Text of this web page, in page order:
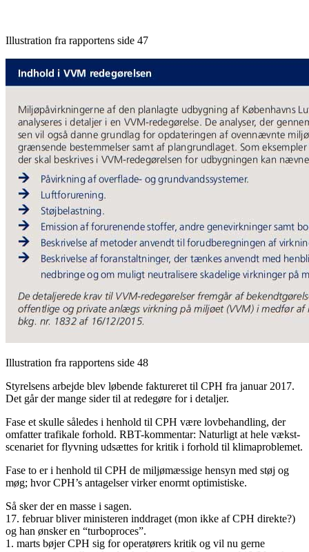
Illustration fra rapportens side 47
Illustration fra rapportens side 48
Styrelsens arbejde blev løbende faktureret til CPH fra januar 2017.
Det går der mange sider til at redegøre for i detaljer.
Fase et skulle således i henhold til CPH være lovbehandling, der
omfatter trafikale forhold. RBT-kommentar: Naturligt at hele vækst-
scenariet for flyvning udsættes for kritik i forhold til klimaproblemet.
Fase to er i henhold til CPH de miljømæssige hensyn med støj og
møg; hvor CPH’s antagelser virker enormt optimistiske.
Så sker der en masse i sagen.
17. februar bliver ministeren inddraget (mon ikke af CPH direkte?)
og han ønsker en “turboproces”.
1. marts bøjer CPH sig for operatørers kritik og vil nu gerne